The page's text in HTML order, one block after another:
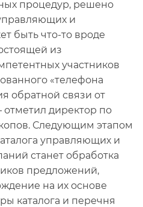
процедур, решено
и
быть что-то вроде
из
участников
«телефона
обратной связи от
отметил директор по
Следующим этапом
управляющих и
станет обработка
предложений,
на их основе
каталога и перечня